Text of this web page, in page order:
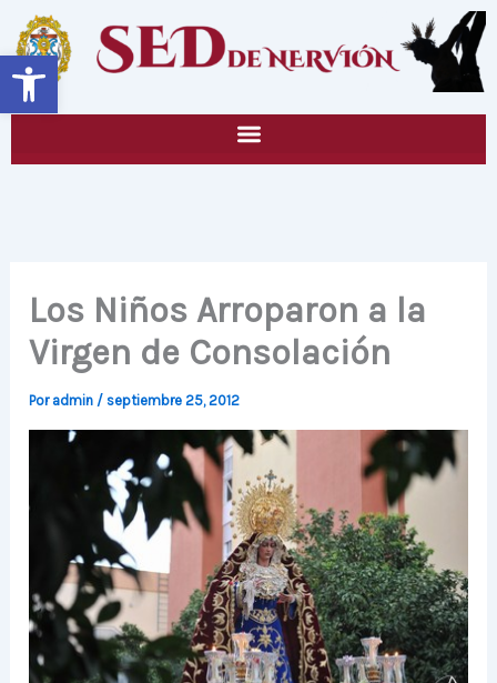
Abrir barra de herramientas
contenido
Los Niños Arroparon a la
Virgen de Consolación
Por admin / septiembre 25, 2012